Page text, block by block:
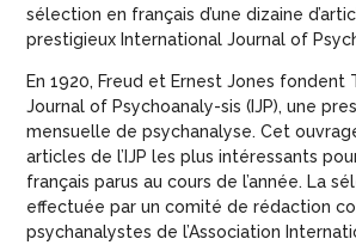
sélection en français d’une dizaine
prestigieux International Journal of
En 1920, Freud et Ernest Jones fondent
Journal of Psychoanaly-sis (IJP), une
mensuelle de psychanalyse. Cet
articles de l’IJP les plus intéressants
français parus au cours de l’année. La
effectuée par un comité de rédaction
psychanalystes de l’Association